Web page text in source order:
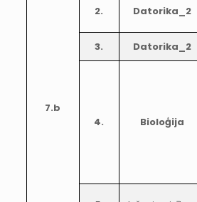
7.b
2. Datorika_2
3. Datorika_2
4. Bioloģija